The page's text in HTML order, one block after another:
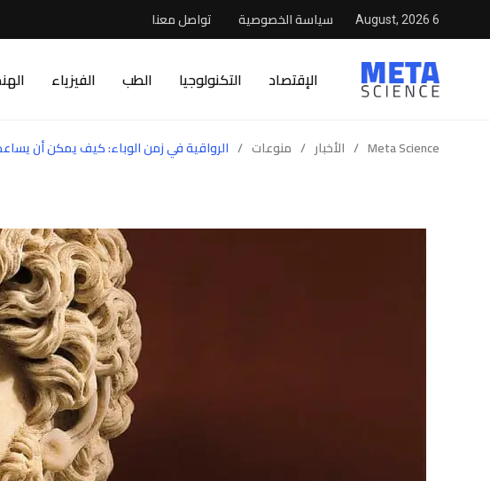
6 August, 2026 سياسة الخصوصية تواصل معنا
الإقتصاد التكنولوجيا الطب الفيزياء
Meta Science
/ الأخبار / منوعات / الرواقية في زمن الوباء: كيف يمكن أن